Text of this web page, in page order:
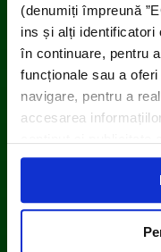
(denumiți împreună
ins și alți identificatori
în continuare, pentru
funcționale sau a
navigare, pentru a
accesarea
acești identificatori
(cookie-uri primare),
diferit de domeniul
uri terțe). Găsiți în